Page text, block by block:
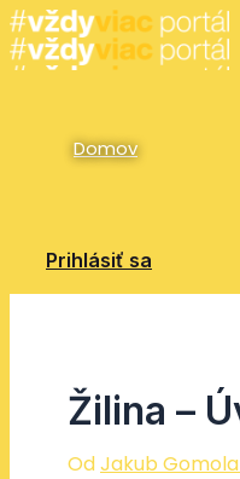
Preskočiť
na
obsah
Domov
Prihlásiť sa
Žilina –
OdJakub Gomola